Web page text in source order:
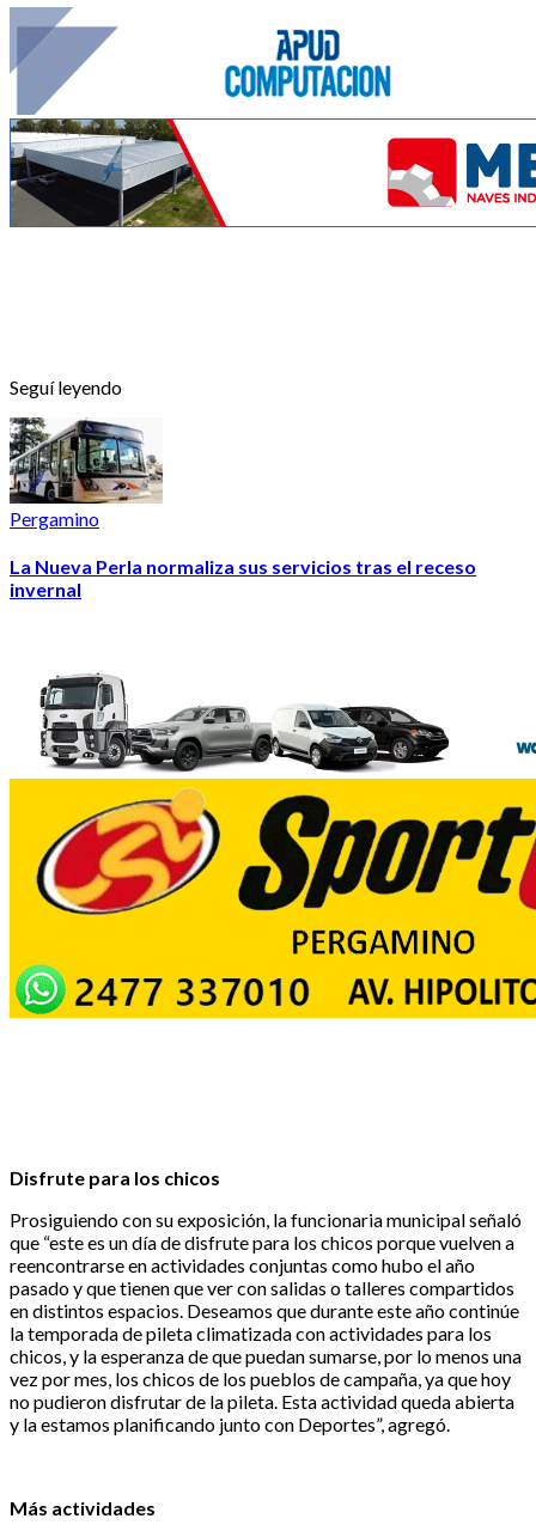
Seguí leyendo
Pergamino
La Nueva Perla normaliza sus servicios tras el receso
invernal
Disfrute para los chicos
Prosiguiendo con su exposición, la funcionaria municipal señaló
que “este es un día de disfrute para los chicos porque vuelven a
reencontrarse en actividades conjuntas como hubo el año
pasado y que tienen que ver con salidas o talleres compartidos
en distintos espacios. Deseamos que durante este año continúe
la temporada de pileta climatizada con actividades para los
chicos, y la esperanza de que puedan sumarse, por lo menos una
vez por mes, los chicos de los pueblos de campaña, ya que hoy
no pudieron disfrutar de la pileta. Esta actividad queda abierta
y la estamos planificando junto con Deportes”, agregó.
Más actividades